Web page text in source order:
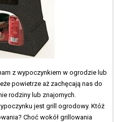
z wypoczynkiem w ogrodzie lub
powietrze aż zachęcają nas do
rodziny lub znajomych.
jest grill ogrodowy. Któż
Choć wokół grillowania